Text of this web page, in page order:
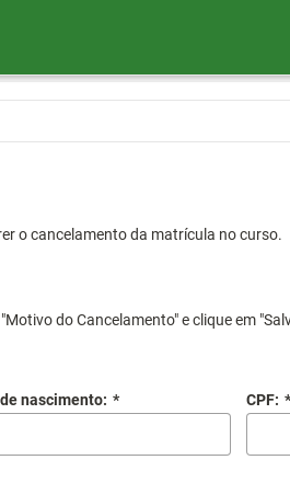
o cancelamento da matrícula no curso.
do Cancelamento" e clique em
nascimento: * CPF: *